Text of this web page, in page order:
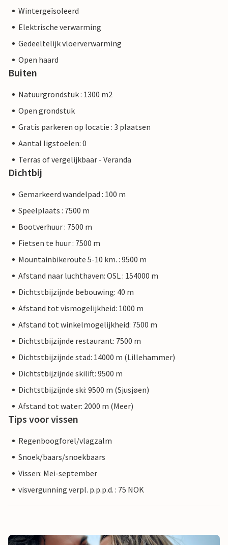
Wintergeïsoleerd
Elektrische verwarming
Gedeeltelijk vloerverwarming
Open haard
Buiten
Natuurgrondstuk : 1300 m2
Open grondstuk
Gratis parkeren op locatie : 3 plaatsen
Aantal ligstoelen: 0
Terras of vergelijkbaar - Veranda
Dichtbij
Gemarkeerd wandelpad : 100 m
Speelplaats : 7500 m
Bootverhuur : 7500 m
Fietsen te huur : 7500 m
Mountainbikeroute 5-10 km. : 9500 m
Afstand naar luchthaven: OSL : 154000 m
Dichtstbijzijnde bebouwing: 40 m
Afstand tot vismogelijkheid: 1000 m
Afstand tot winkelmogelijkheid: 7500 m
Dichtstbijzijnde restaurant: 7500 m
Dichtstbijzijnde stad: 14000 m (Lillehammer)
Dichtstbijzijnde skilift: 9500 m
Dichtstbijzijnde ski: 9500 m (Sjusjøen)
Afstand tot water: 2000 m (Meer)
Tips voor vissen
Regenboogforel/vlagzalm
Snoek/baars/snoekbaars
Vissen: Mei-september
visvergunning verpl. p.p.p.d. : 75 NOK